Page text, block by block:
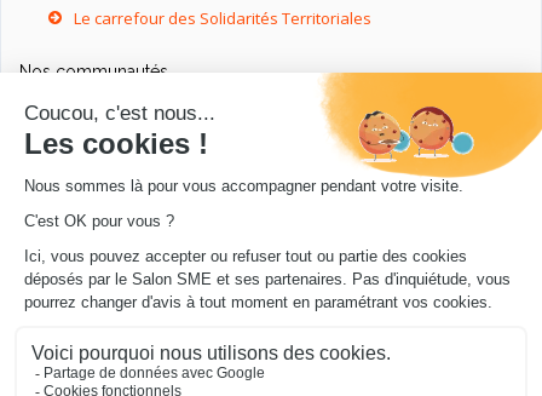
Le carrefour des Solidarités Territoriales
Nos communautés
Ressources utiles
Livres utiles pour les entrepreneurs
Sites utiles pour les entrepreneurs
Conseils pour votre entreprise/microentreprise